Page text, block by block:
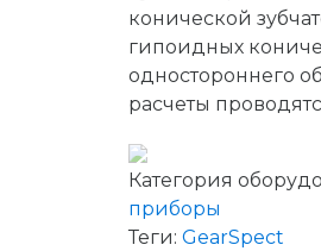
конической
гипоидных
одностороннего
расчеты
Категория
приборы
Теги: GearSpect